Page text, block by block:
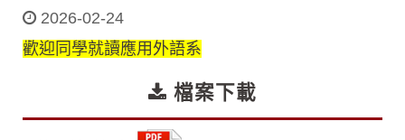
2026-02-24
歡迎同學就讀應用外語系
檔案下載